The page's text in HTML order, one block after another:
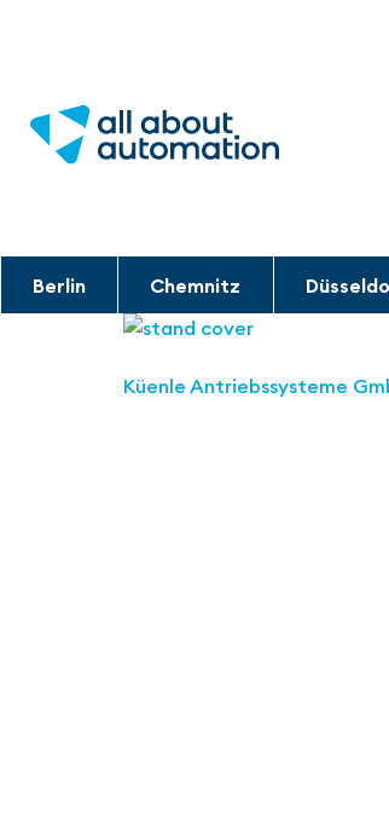
Berlin Chemnitz
Küenle Antriebssysteme